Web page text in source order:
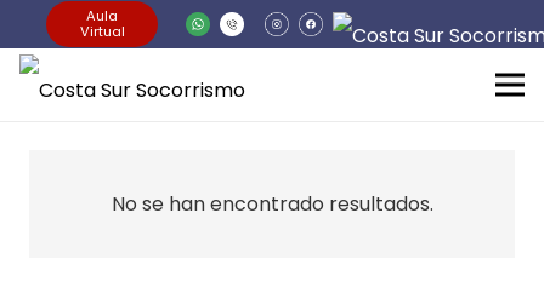
Aula
Virtual
No se han encontrado resultados.